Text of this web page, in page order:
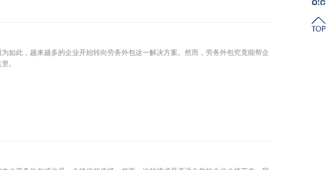
如此，越来越多的企业开始转向劳务外包这一解决方案。然而，劳务外包究竟能帮企
。